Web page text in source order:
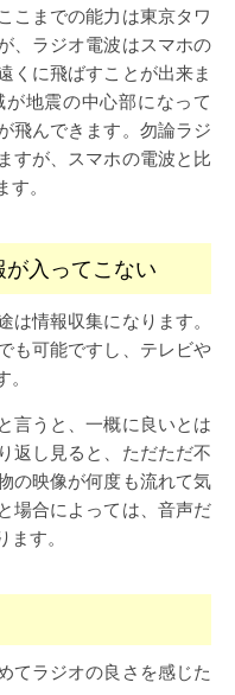
こまでの能力は東京タワ
、ラジオ電波はスマホの
くに飛ばすことが出来ま
地震の中心部になって
飛んできます。勿論ラジ
すが、スマホの電波と比
。
入ってこない
情報収集になります。
も可能ですし、テレビや
言うと、一概に良いとは
返し見ると、ただただ不
の映像が何度も流れて気
場合によっては、音声だ
す。
てラジオの良さを感じた